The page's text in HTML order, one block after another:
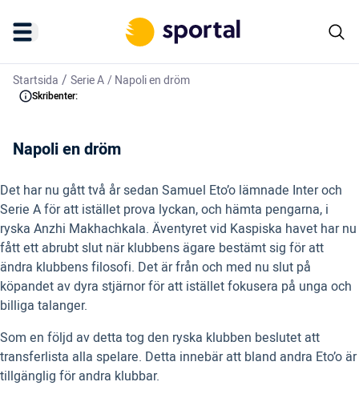
Startsida / Serie A/Napoli en dröm
Skribenter:
Napoli en dröm
Det har nu gått två år sedan Samuel Eto’o lämnade Inter och
Serie A för att istället prova lyckan, och hämta pengarna, i
ryska Anzhi Makhachkala. Äventyret vid Kaspiska havet har nu
fått ett abrubt slut när klubbens ägare bestämt sig för att
ändra klubbens filosofi. Det är från och med nu slut på
köpandet av dyra stjärnor för att istället fokusera på unga och
billiga talanger.
Som en följd av detta tog den ryska klubben beslutet att
transferlista alla spelare. Detta innebär att bland andra Eto’o är
tillgänglig för andra klubbar.